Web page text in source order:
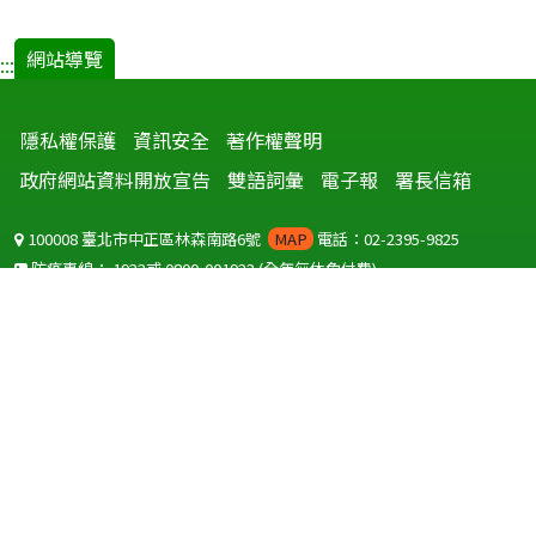
::: 網站導覽
隱私權保護 資訊安全 著作權聲明
政府網站資料開放宣告
雙語詞彙 電子報 署長信箱
100008 臺北市中正區林森南路6號 MAP 電話：02-2395-9825
防疫專線：1922或0800-001922(全年無休免付費)